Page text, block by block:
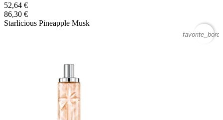
52,64 €
86,30 €
Starlicious Pineapple Musk